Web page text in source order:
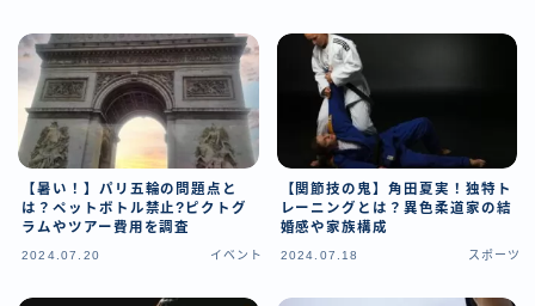
【暑い！】パリ五輪の問題点と
は？ペットボトル禁止?ピクトグ
ラムやツアー費用を調査
2024.07.20 イベント
【関節技の鬼】角田夏実！独特ト
レーニングとは？異色柔道家の結
婚感や家族構成
2024.07.18 スポーツ